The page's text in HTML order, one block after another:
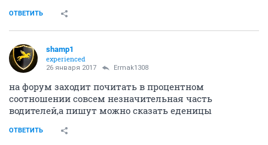
ОТВЕТИТЬ
shamp1
experienced
26 января 2017 Ermak1308
на форум заходит почитать в процентном
соотношении совсем незначительная часть
водителей,а пишут можно сказать еденицы
ОТВЕТИТЬ